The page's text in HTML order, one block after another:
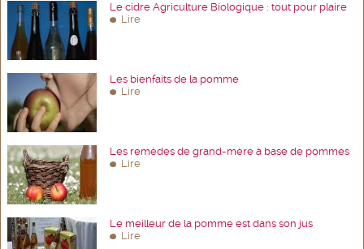
Le cidre Agriculture Biologique : tout pour plaire
Lire
Les bienfaits de la pomme
Lire
Les remèdes de grand-mère à base de pommes
Lire
Le meilleur de la pomme est dans son jus
Lire